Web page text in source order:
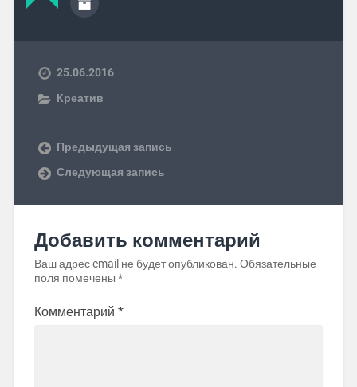
25.06.2016
Креатив
Предыдущая запись
Следующая запись
Добавить комментарий
Ваш адрес email не будет опубликован. Обязательные
поля помечены *
Комментарий *